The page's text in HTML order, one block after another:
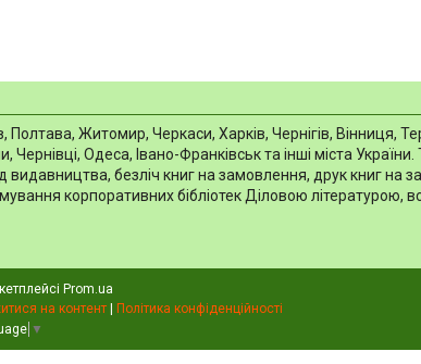
Житомир, Черкаси, Харків, Чернігів, Вінниця,
Одеса, Івано-Франківськ та інші міста
безліч книг на замовлення, друк книг на
корпоративних бібліотек Діловою літературою,
Prom.ua
на контент
Політика конфіденційності
▼